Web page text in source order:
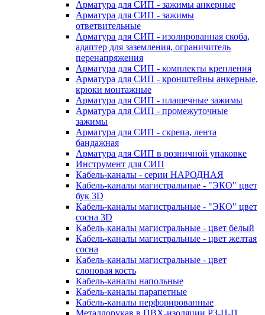
Арматура для СИП - зажимы анкерные
Арматура для СИП - зажимы
ответвительные
Арматура для СИП - изолированная скоба,
адаптер для заземления, ограничитель
перенапряжения
Арматура для СИП - комплекты крепления
Арматура для СИП - кронштейны анкерные,
крюки монтажные
Арматура для СИП - плашечные зажимы
Арматура для СИП - промежуточные
зажимы
Арматура для СИП - скрепа, лента
бандажная
Арматура для СИП в розничной упаковке
Инструмент для СИП
Кабель-каналы - серии НАРОДНАЯ
Кабель-каналы магистральные - "ЭКО" цвет
бук 3D
Кабель-каналы магистральные - "ЭКО" цвет
сосна 3D
Кабель-каналы магистральные - цвет белый
Кабель-каналы магистральные - цвет желтая
сосна
Кабель-каналы магистральные - цвет
слоновая кость
Кабель-каналы напольные
Кабель-каналы парапетные
Кабель-каналы перфорированные
Металлорукав в ПВХ-изоляции РЗ-Ц-П